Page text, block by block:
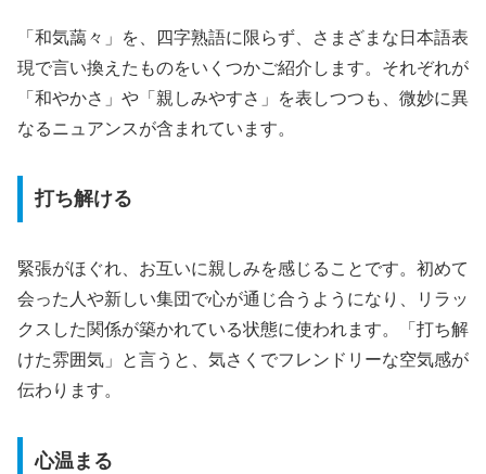
「和気藹々」を、四字熟語に限らず、さまざまな日本語表
現で言い換えたものをいくつかご紹介します。それぞれが
「和やかさ」や「親しみやすさ」を表しつつも、微妙に異
なるニュアンスが含まれています。
打ち解ける
緊張がほぐれ、お互いに親しみを感じることです。初めて
会った人や新しい集団で心が通じ合うようになり、リラッ
クスした関係が築かれている状態に使われます。「打ち解
けた雰囲気」と言うと、気さくでフレンドリーな空気感が
伝わります。
心温まる